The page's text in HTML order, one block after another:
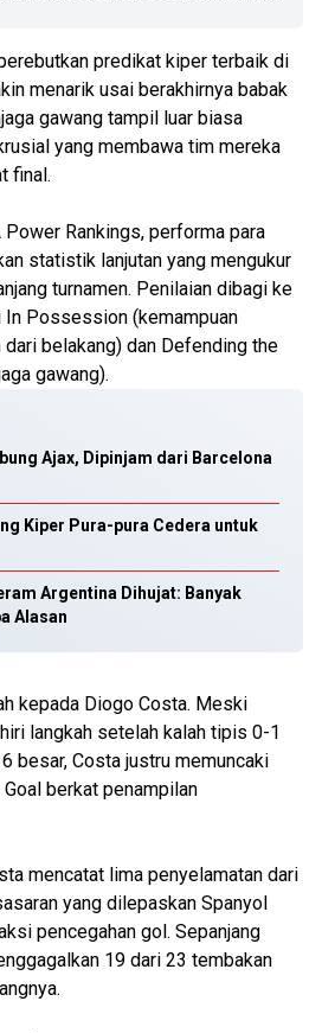
predikat kiper terbaik di
menarik usai berakhirnya babak
gawang tampil luar biasa
yang membawa tim mereka
final.
Power Rankings, performa para
statistik lanjutan yang mengukur
turnamen. Penilaian dibagi ke
In Possession (kemampuan
dari belakang) dan Defending the
gawang).
Ajax, Dipinjam dari Barcelona
Kiper Pura-pura Cedera untuk
Argentina Dihujat: Banyak
Alasan
kepada Diogo Costa. Meski
langkah setelah kalah tipis 0-1
besar, Costa justru memuncaki
berkat penampilan
mencatat lima penyelamatan dari
yang dilepaskan Spanyol
pencegahan gol. Sepanjang
19 dari 23 tembakan